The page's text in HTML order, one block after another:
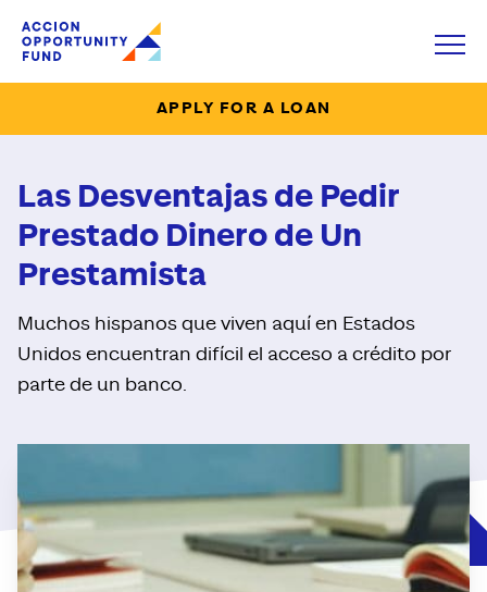
Accion Opportunity Fund
APPLY FOR A LOAN
Las Desventajas de Pedir
Prestado Dinero de Un
Prestamista
Muchos hispanos que viven aquí en Estados
Unidos encuentran difícil el acceso a crédito por
parte de un banco.